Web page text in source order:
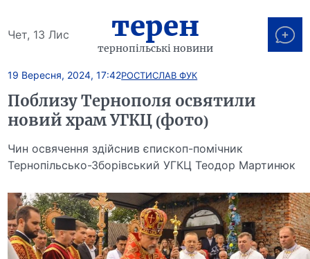
Чет, 13 Лис терен
тернопільські новини
19 Вересня, 2024, 17:42РОСТИСЛАВ ФУК
Поблизу Тернополя освятили
новий храм УГКЦ (фото)
Чин освячення здійснив єпископ-помічник
Тернопільсько-Зборівський УГКЦ Теодор Мартинюк